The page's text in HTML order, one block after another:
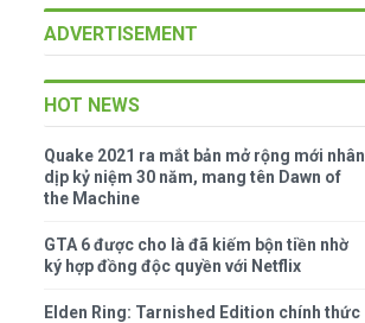
ADVERTISEMENT
HOT NEWS
Quake 2021 ra mắt bản mở rộng mới nhân
dịp kỷ niệm 30 năm, mang tên Dawn of
the Machine
GTA 6 được cho là đã kiếm bộn tiền nhờ
ký hợp đồng độc quyền với Netflix
Elden Ring: Tarnished Edition chính thức